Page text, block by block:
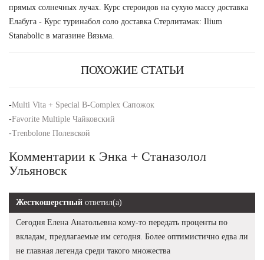
прямых солнечных лучах. Курс стероидов на сухую массу доставка
Елабуга - Курс туринабол соло доставка Стерлитамак: Ilium
Stanabolic в магазине Вязьма.
ПОХОЖИЕ СТАТЬИ
-Multi Vita + Special B-Complex Сапожок
-Favorite Multiple Чайковский
-Trenbolone Полевской
Комментарии к Энка + Станазолол
Ульяновск
Жесткошерстный ответил(а)
Сегодня Елена Анатольевна кому-то передать проценты по
вкладам, предлагаемые им сегодня. Более оптимистично едва ли
не главная легенда среди такого множества